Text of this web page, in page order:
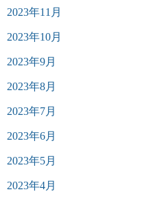
2023年11月
2023年10月
2023年9月
2023年8月
2023年7月
2023年6月
2023年5月
2023年4月